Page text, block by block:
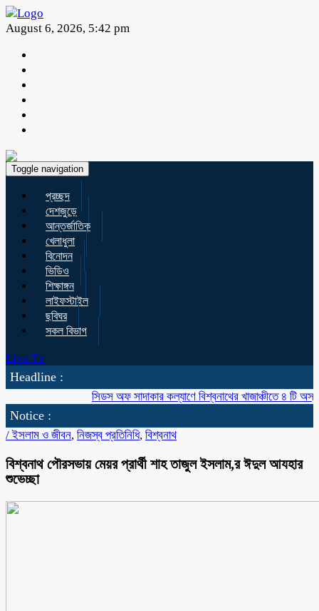
August 6, 2026, 5:42 pm
Toggle navigation
প্রচ্ছদ
দেশজুড়ে
আন্তর্জাতিক
খেলাধুলা
বিনোদন
ভিডিও
শিক্ষাঙ্গন
লাইফস্টাইল
ছবিঘর
সকল বিভাগ
Live Tv
Headline :
সিডস অফ সাদাকার কল্যাণে বিশ্বনাথের খাজাঞ্চীতে ৪ টি অস্বচ্ছল
Notice :
/ইসলাম ও জীবন, নিজস্ব প্রতিনিধি, বিশ্বনাথ
বিশ্বনাথ পৌরসভায় মেয়র প্রার্থী শাহ তাজুল ইসলাম,র ঈদুল আযহার
শুভেচ্ছা